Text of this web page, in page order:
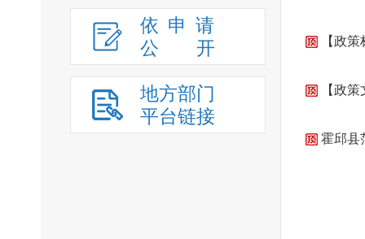
依申请
公
开
地方部门
平台链接
【政
【政
霍邱县